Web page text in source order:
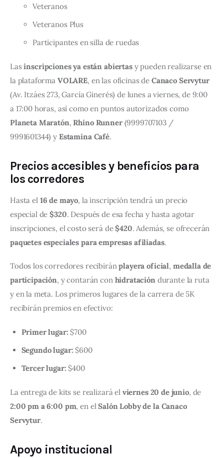
Veteranos
Veteranos Plus
Participantes en silla de ruedas
Las inscripciones ya están abiertas y pueden realizarse en
la plataforma VOLARE, en las oficinas de Canaco Servytur
(Av. Itzáes 273, García Ginerés) de lunes a viernes, de 9:00
a 17:00 horas, así como en puntos autorizados como
Planeta Maratón, Rhino Runner (9999707103 /
9991601344) y Estamina Café.
Precios accesibles y beneficios para
los corredores
Hasta el 16 de mayo, la inscripción tendrá un precio
especial de $320. Después de esa fecha y hasta agotar
inscripciones, el costo será de $420. Además, se ofrecerán
paquetes especiales para empresas afiliadas.
Todos los corredores recibirán playera oficial, medalla de
participación, y contarán con hidratación durante la ruta
y en la meta. Los primeros lugares de la carrera de 5K
recibirán premios en efectivo:
Primer lugar: $700
Segundo lugar: $600
Tercer lugar: $400
La entrega de kits se realizará el viernes 20 de junio, de
2:00 pm a 6:00 pm, en el Salón Lobby de la Canaco
Servytur.
Apoyo institucional